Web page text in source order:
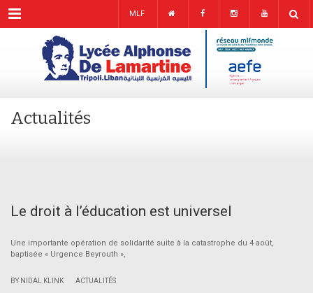
Menu MLF
Actualités
Le droit à l’éducation est universel
Une importante opération de solidarité suite à la catastrophe du 4 août,
baptisée « Urgence Beyrouth »,
BY NIDAL KLINK ACTUALITÉS